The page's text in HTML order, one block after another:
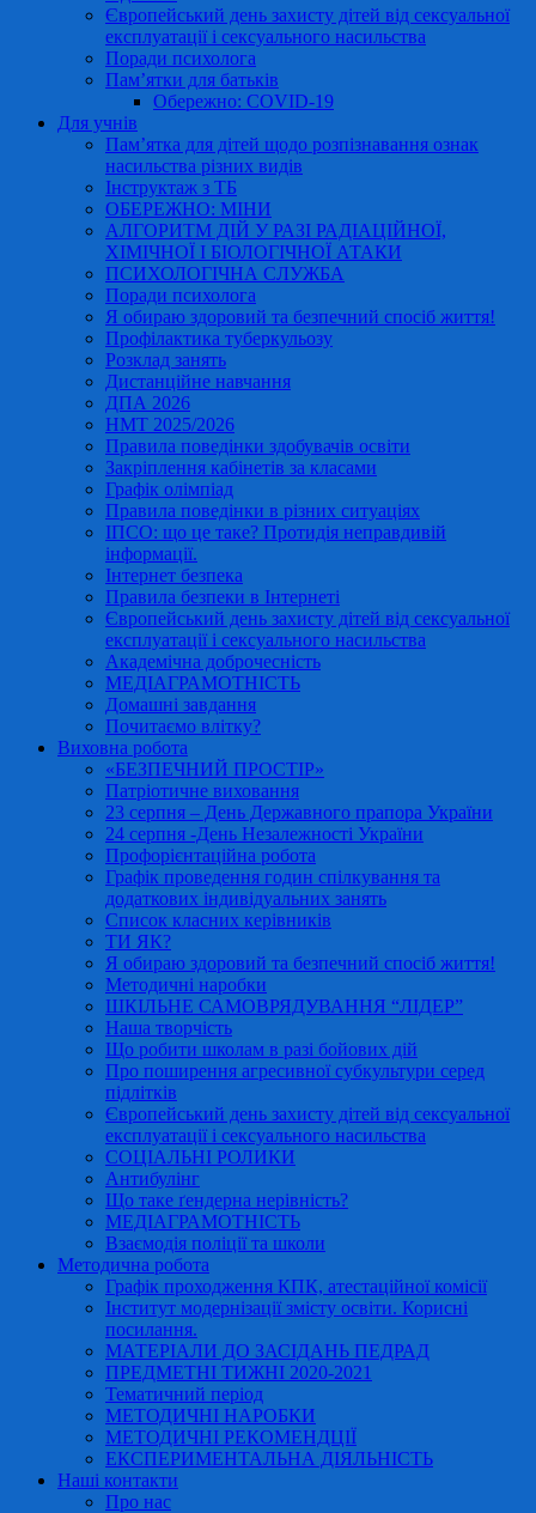
Європейський день захисту дітей від сексуальної
експлуатації і сексуального насильства
Поради психолога
Пам’ятки для батьків
Обережно: COVID-19
Для учнів
Пам’ятка для дітей щодо розпізнавання ознак
насильства різних видів
Інструктаж з ТБ
ОБЕРЕЖНО: МІНИ
АЛГОРИТМ ДІЙ У РАЗІ РАДІАЦІЙНОЇ,
ХІМІЧНОЇ І БІОЛОГІЧНОЇ АТАКИ
ПСИХОЛОГІЧНА СЛУЖБА
Поради психолога
Я обираю здоровий та безпечний спосіб життя!
Профілактика туберкульозу
Розклад занять
Дистанційне навчання
ДПА 2026
НМТ 2025/2026
Правила поведінки здобувачів освіти
Закріплення кабінетів за класами
Графік олімпіад
Правила поведінки в різних ситуаціях
ІПСО: що це таке? Протидія неправдивій
інформації.
Інтернет безпека
Правила безпеки в Інтернеті
Європейський день захисту дітей від сексуальної
експлуатації і сексуального насильства
Академічна доброчесність
МЕДІАГРАМОТНІСТЬ
Домашні завдання
Почитаємо влітку?
Виховна робота
«БЕЗПЕЧНИЙ ПРОСТІР»
Патріотичне виховання
23 серпня – День Державного прапора України
24 серпня -День Незалежності України
Профорієнтаційна робота
Графік проведення годин спілкування та
додаткових індивідуальних занять
Список класних керівників
ТИ ЯК?
Я обираю здоровий та безпечний спосіб життя!
Методичні наробки
ШКІЛЬНЕ САМОВРЯДУВАННЯ “ЛІДЕР”
Наша творчість
Що робити школам в разі бойових дій
Про поширення агресивної субкультури серед
підлітків
Європейський день захисту дітей від сексуальної
експлуатації і сексуального насильства
СОЦІАЛЬНІ РОЛИКИ
Антибулінг
Що таке ґендерна нерівність?
МЕДІАГРАМОТНІСТЬ
Взаємодія поліції та школи
Методична робота
Графік проходження КПК, атестаційної комісії
Інститут модернізації змісту освіти. Корисні
посилання.
МАТЕРІАЛИ ДО ЗАСІДАНЬ ПЕДРАД
ПРЕДМЕТНІ ТИЖНІ 2020-2021
Тематичний період
МЕТОДИЧНІ НАРОБКИ
МЕТОДИЧНІ РЕКОМЕНДЦІЇ
ЕКСПЕРИМЕНТАЛЬНА ДІЯЛЬНІСТЬ
Наші контакти
Про нас